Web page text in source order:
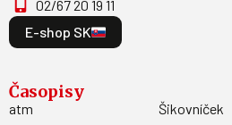
02/67 20 19 11
E-shop SK
Časopisy
atm
Šikovníček